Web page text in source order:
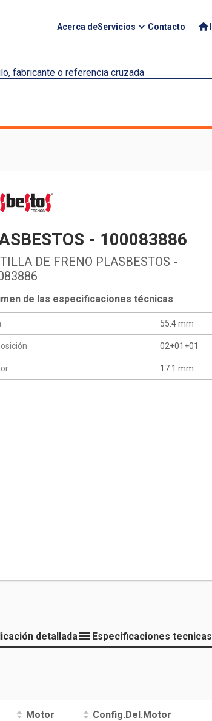
Acerca deServicios Contacto
fabricante o referencia cruzada
- 100083886
DE FRENO PLASBESTOS -
de las especificaciones técnicas
55.4 mm
02+01+01
17.1 mm
detallada Especificaciones tecnicas
Motor Config.Del.Motor